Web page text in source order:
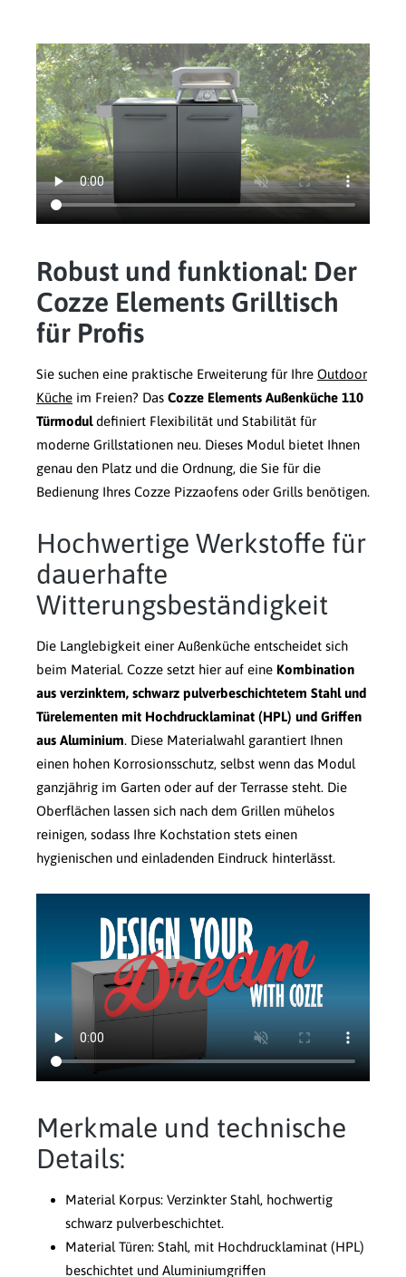
Robust und funktional: Der
Cozze Elements Grilltisch
für Profis
Sie suchen eine praktische Erweiterung für Ihre Outdoor
Küche im Freien? Das Cozze Elements Außenküche 110
Türmoduldefiniert Flexibilität und Stabilität für
moderne Grillstationen neu. Dieses Modul bietet Ihnen
genau den Platz und die Ordnung, die Sie für die
Bedienung Ihres Cozze Pizzaofens oder Grills benötigen.
Hochwertige Werkstoffe für
dauerhafte
Witterungsbeständigkeit
Die Langlebigkeit einer Außenküche entscheidet sich
beim Material. Cozze setzt hier auf eine Kombination
aus verzinktem, schwarz pulverbeschichtetem Stahl und
Türelementen mit Hochdrucklaminat (HPL) und Griffen
aus Aluminium. Diese Materialwahl garantiert Ihnen
einen hohen Korrosionsschutz, selbst wenn das Modul
ganzjährig im Garten oder auf der Terrasse steht. Die
Oberflächen lassen sich nach dem Grillen mühelos
reinigen, sodass Ihre Kochstation stets einen
hygienischen und einladenden Eindruck hinterlässt.
Merkmale und technische
Details:
Material Korpus: Verzinkter Stahl, hochwertig
schwarz pulverbeschichtet.
Material Türen: Stahl, mit Hochdrucklaminat (HPL)
beschichtet und Aluminiumgriffen